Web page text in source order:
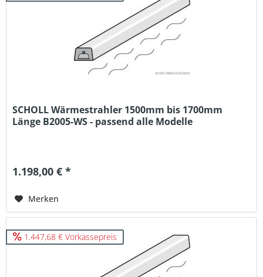
SCHOLL Wärmestrahler 1500mm bis 1700mm
Länge B2005-WS - passend alle Modelle
1.198,00 € *
Merken
1.447,68 € Vorkassepreis